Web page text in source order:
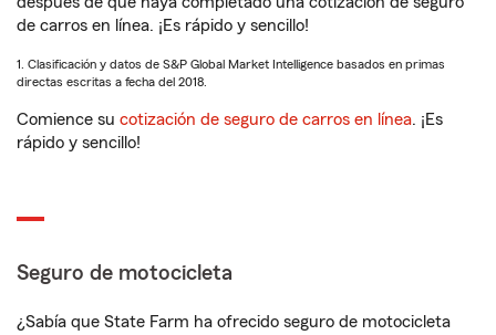
de carros en línea. ¡Es rápido y sencillo!
1. Clasificación y datos de S&P Global Market Intelligence basados en primas
directas escritas a fecha del 2018.
Comience su cotización de seguro de carros en línea. ¡Es
rápido y sencillo!
Seguro de motocicleta
¿Sabía que State Farm ha ofrecido seguro de motocicleta